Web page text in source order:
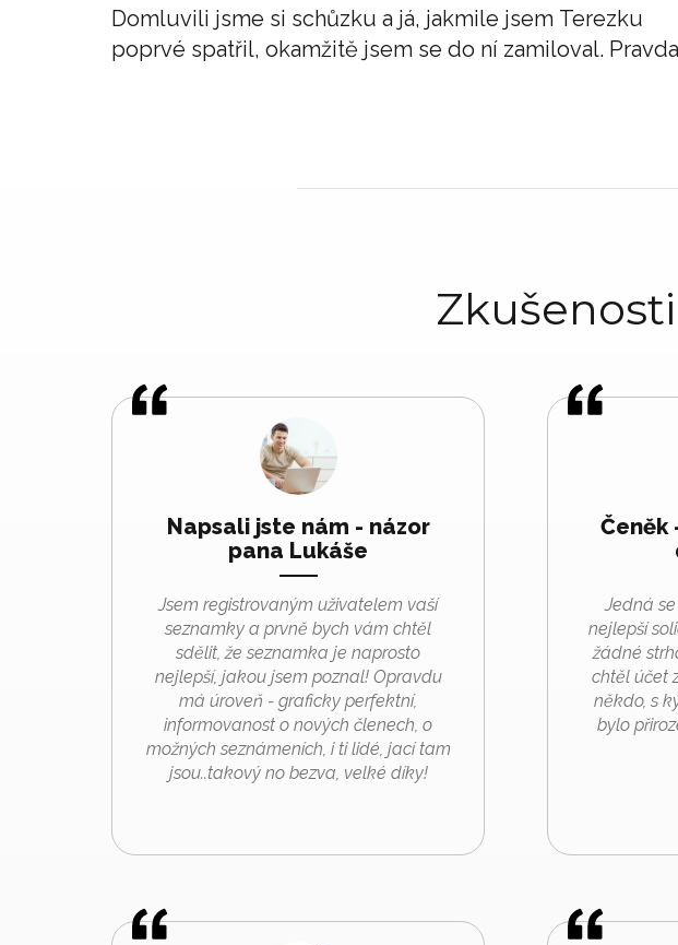
Domluvili jsme si schůzku a já, jakmile jsem Terezku
poprvé spatřil, okamžitě jsem se do ní zamiloval.
Napsali jste nám - názor
pana Lukáše
Jsem registrovaným uživatelem vaší
seznamky a prvně bych vám chtěl
sdělit, že seznamka je naprosto
nejlepší, jakou jsem poznal! Opravdu
má úroveň - graficky perfektní,
informovanost o nových členech, o
možných seznámeních, i ti lidé, jací tam
jsou..takový no bezva, velké díky!
Čeněk
Jedná
nejlepší
žádné
chtěl účet
někdo, s
bylo